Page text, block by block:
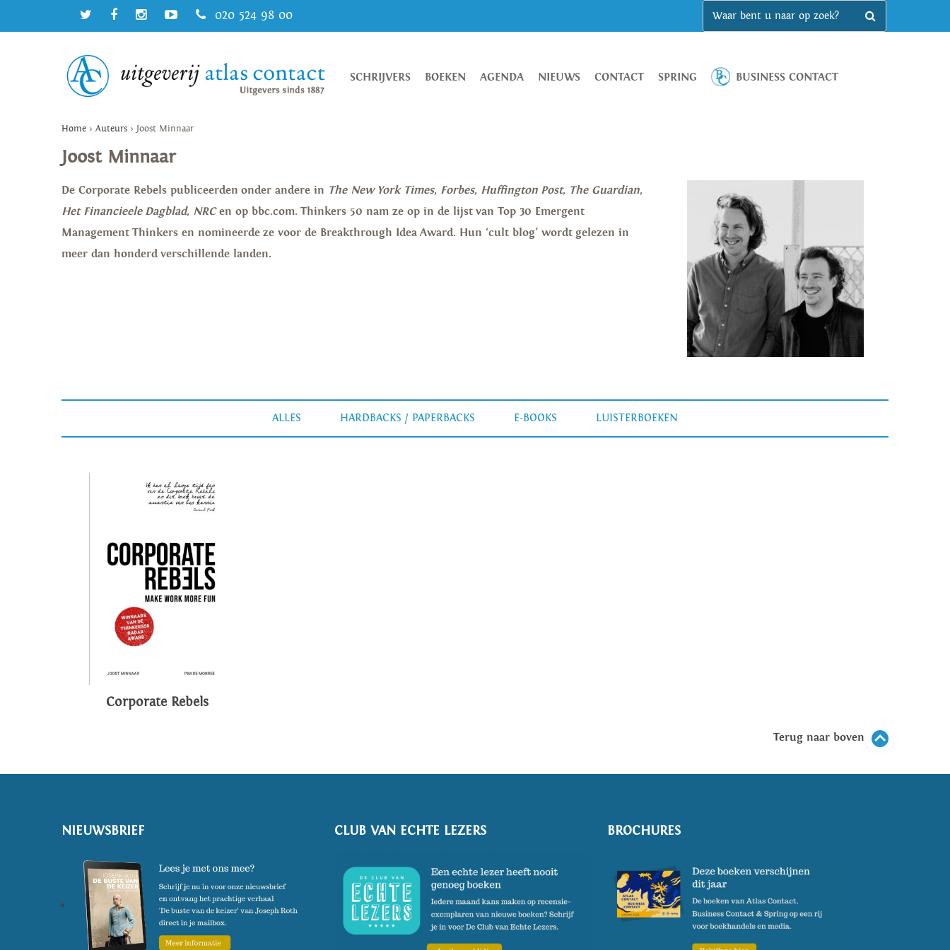
020 524 98 00
SCHRIJVERS BOEKEN AGENDA NIEUWS CONTACT SPRING BUSINESS CONTACT
Home > Auteurs > Joost Minnaar
Joost Minnaar
De Corporate Rebels publiceerden onder andere in The New York Times, Forbes, Huffington Post, The Guardian,
Het Financieele Dagblad, NRCen op bbc.com. Thinkers 50 nam ze op in de lijst van Top 30 Emergent
Management Thinkers en nomineerde ze voor de Breakthrough Idea Award. Hun ‘cult blog’ wordt gelezen in
meer dan honderd verschillende landen.
ALLES HARDBACKS / PAPERBACKS E-BOOKS LUISTERBOEKEN
Corporate Rebels
Terug naar boven
NIEUWSBRIEF CLUB VAN ECHTE LEZERS BROCHURES